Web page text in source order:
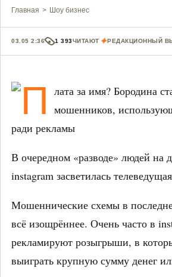
Главная > Шоу бизнес
03.05 2:36 1 393ЧИТАЮТ ✦РЕДАКЦИОННЫЙ
В очередном «разводе» людей на
instagram засветилась
Мошеннические схемы в
всё изощрённее. Очень часто в
рекламируют розыгрыши, в
выиграть крупную сумму денег